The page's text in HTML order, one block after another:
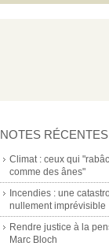
NOTES RÉCENTES
Climat : ceux qui
comme des ânes"
Incendies : une
nullement imprévisible
Rendre justice à la
Marc Bloch